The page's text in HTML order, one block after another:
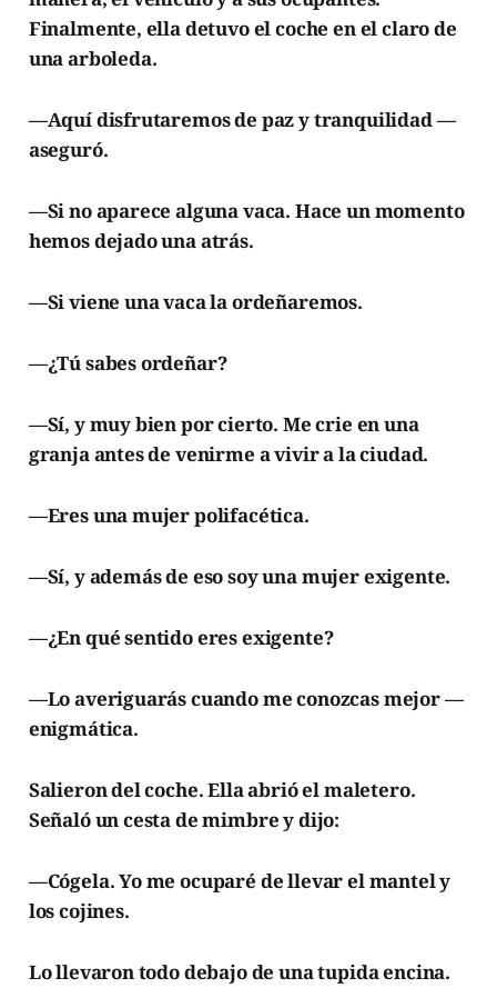
Finalmente, ella detuvo el coche en el claro de
una arboleda.
—Aquí disfrutaremos de paz y tranquilidad —
aseguró.
—Si no aparece alguna vaca. Hace un momento
hemos dejado una atrás.
—Si viene una vaca la ordeñaremos.
—¿Tú sabes ordeñar?
—Sí, y muy bien por cierto. Me crie en una
granja antes de venirme a vivir a la ciudad.
—Eres una mujer polifacética.
—Sí, y además de eso soy una mujer exigente.
—¿En qué sentido eres exigente?
—Lo averiguarás cuando me conozcas mejor —
enigmática.
Salieron del coche. Ella abrió el maletero.
Señaló un cesta de mimbre y dijo:
—Cógela. Yo me ocuparé de llevar el mantel y
los cojines.
Lo llevaron todo debajo de una tupida encina.